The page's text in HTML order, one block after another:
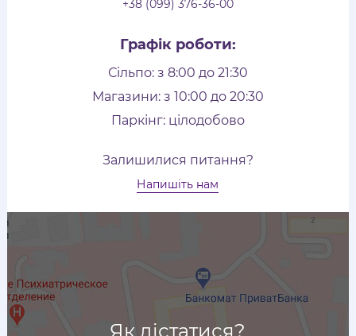
+38 (099) 376-36-00
Графік роботи:
Сільпо: з 8:00 до 21:30
Магазини: з 10:00 до 20:30
Паркінг: цілодобово
Залишилися питання?
Напишіть нам
Як дістатися?